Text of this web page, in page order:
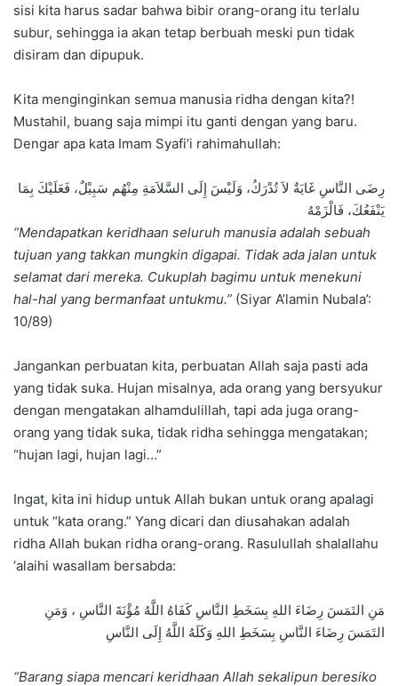
sisi kita harus sadar bahwa bibir orang-orang itu terlalu
subur, sehingga ia akan tetap berbuah meski pun tidak
disiram dan dipupuk.
Kita menginginkan semua manusia ridha dengan kita?!
Mustahil, buang saja mimpi itu ganti dengan yang baru.
Dengar apa kata Imam Syafi’i rahimahullah:
رِضَى النَّاسِ غَايَةٌ لاَ تُدْرَكُ، وَلَيْسَ إِلَى السَّلاَمَةِ مِنْهُم سَبِيْلٌ، فَعَلَيْكَ بِمَا
يَنْفَعُكَ، فَالْزَمْهُ
“Mendapatkan keridhaan seluruh manusia adalah sebuah
tujuan yang takkan mungkin digapai. Tidak ada jalan untuk
selamat dari mereka. Cukuplah bagimu untuk menekuni
hal-hal yang bermanfaat untukmu.” (Siyar A’lamin Nubala’:
10/89)
Jangankan perbuatan kita, perbuatan Allah saja pasti ada
yang tidak suka. Hujan misalnya, ada orang yang bersyukur
dengan mengatakan alhamdulillah, tapi ada juga orang-
orang yang tidak suka, tidak ridha sehingga mengatakan;
“hujan lagi, hujan lagi…”
Ingat, kita ini hidup untuk Allah bukan untuk orang apalagi
untuk “kata orang.” Yang dicari dan diusahakan adalah
ridha Allah bukan ridha orang-orang. Rasulullah shalallahu
‘alaihi wasallam bersabda:
مَنِ التَمَسَ رِضَاءَ اللهِ بِسَخَطِ النَّاسِ كَفَاهُ اللَّهُ مُؤْنَةَ النَّاسِ ، وَمَنِ
التَمَسَ رِضَاءَ النَّاسِ بِسَخَطِ اللهِ وَكَلَهُ اللَّهُ إِلَى النَّاسِ
“Barang siapa mencari keridhaan Allah sekalipun beresiko